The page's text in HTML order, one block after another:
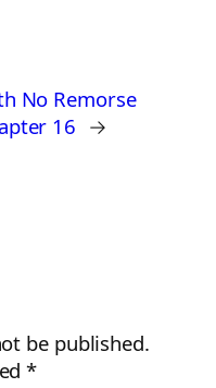
No Remorse
16 →
be published.
*